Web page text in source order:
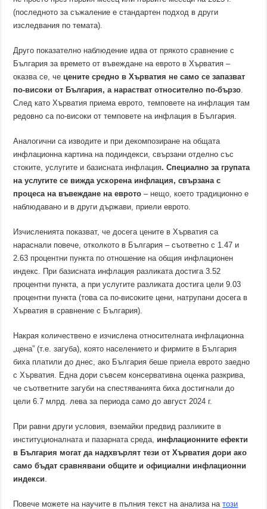
(последното за съжаление е стандартен подход в други
изследвания по темата).
Друго показателно наблюдение идва от прякото сравнение с
България за времето от въвеждане на еврото в Хърватия –
оказва се, че цените средно в Хърватия не само се запазват
по-високи от България, а нарастват относително по-бързо
След като Хърватия приема еврото, темповете на инфлация там
редовно са по-високи от темповете на инфлация в България.
Аналогични са изводите и при декомпозиране на общата
инфлационна картина на подиндекси, свързани отделно със
стоките, услугите и базисната инфлация. Специално за групата
на услугите се вижда ускорена инфлация, свързана с
процеса на въвеждане на еврото – нещо, което традиционно е
наблюдавано и в други държави, приели еврото.
Изчисленията показват, че досега цените в Хърватия са
нараснали повече, отколкото в България – съответно с 1.47 и
2.63 процентни пункта по отношение на общия инфлационен
индекс. При базисната инфлация разликата достига 3.52
процентни пункта, а при услугите разликата достига цели 9.03
процентни пункта (това са по-високите цени, натрупани досега в
Хърватия в сравнение с България).
Накрая количествено е изчислена относителната инфлационна
„цена” (т.е. загуба), която населението и фирмите в България
биха платили до днес, ако България беше приела еврото заедно
с Хърватия. Една дори съвсем консервативна оценка разкрива,
че съответните загуби на спестяванията биха достигнали до
цели 6.7 млрд. лева за периода само до август 2024 г.
При равни други условия, вземайки предвид разликите в
институционалната и пазарната среда, инфлационните ефекти
в България могат да надхвърлят тези от Хърватия дори ако
само бъдат сравнявани общите и официални инфлационни
индекси
Повече можете на научите в пълния текст на анализа натози